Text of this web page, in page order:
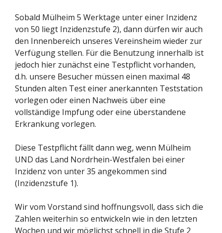
Sobald Mülheim 5 Werktage unter einer Inzidenz
von 50 liegt Inzidenzstufe 2), dann dürfen wir auch
den Innenbereich unseres Vereinsheim wieder zur
Verfügung stellen. Für die Benutzung innerhalb ist
jedoch hier zunächst eine Testpflicht vorhanden,
d.h. unsere Besucher müssen einen maximal 48
Stunden alten Test einer anerkannten Teststation
vorlegen oder einen Nachweis über eine
vollständige Impfung oder eine überstandene
Erkrankung vorlegen.
Diese Testpflicht fällt dann weg, wenn Mülheim
UND das Land Nordrhein-Westfalen bei einer
Inzidenz von unter 35 angekommen sind
(Inzidenzstufe 1).
Wir vom Vorstand sind hoffnungsvoll, dass sich die
Zahlen weiterhin so entwickeln wie in den letzten
Wochen und wir möglichst schnell in die Stufe 2